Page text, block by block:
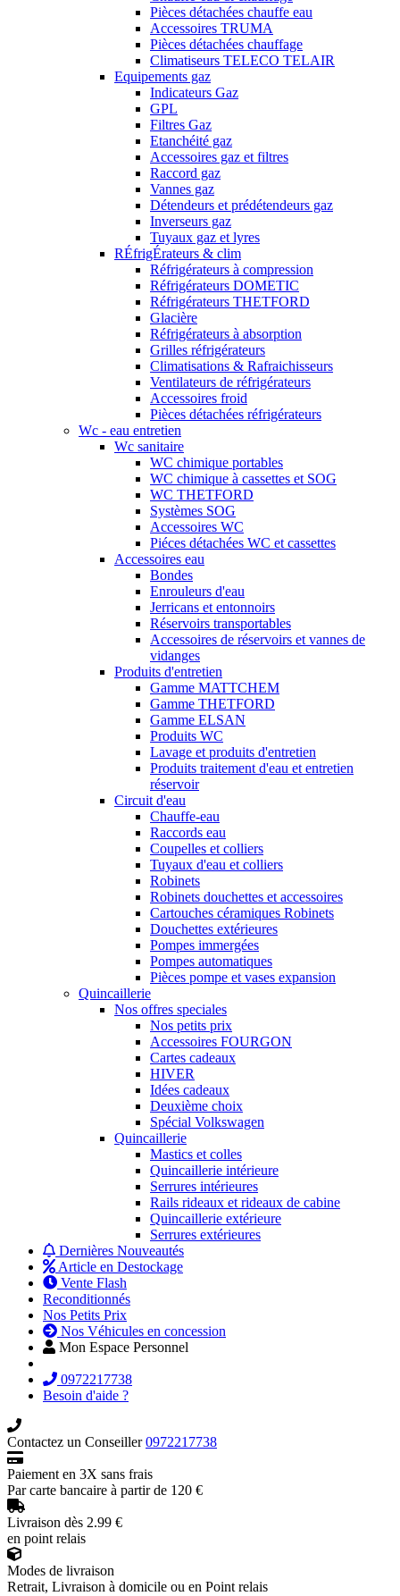
Pièces détachées chauffe eau
Accessoires TRUMA
Pièces détachées chauffage
Climatiseurs TELECO TELAIR
Equipements gaz
Indicateurs Gaz
GPL
Filtres Gaz
Etanchéité gaz
Accessoires gaz et filtres
Raccord gaz
Vannes gaz
Détendeurs et prédétendeurs gaz
Inverseurs gaz
Tuyaux gaz et lyres
RÉfrigÉrateurs & clim
Réfrigérateurs à compression
Réfrigérateurs DOMETIC
Réfrigérateurs THETFORD
Glacière
Réfrigérateurs à absorption
Grilles réfrigérateurs
Climatisations & Rafraichisseurs
Ventilateurs de réfrigérateurs
Accessoires froid
Pièces détachées réfrigérateurs
Wc - eau entretien
Wc sanitaire
WC chimique portables
WC chimique à cassettes et SOG
WC THETFORD
Systèmes SOG
Accessoires WC
Piéces détachées WC et cassettes
Accessoires eau
Bondes
Enrouleurs d'eau
Jerricans et entonnoirs
Réservoirs transportables
Accessoires de réservoirs et vannes de
vidanges
Produits d'entretien
Gamme MATTCHEM
Gamme THETFORD
Gamme ELSAN
Produits WC
Lavage et produits d'entretien
Produits traitement d'eau et entretien
réservoir
Circuit d'eau
Chauffe-eau
Raccords eau
Coupelles et colliers
Tuyaux d'eau et colliers
Robinets
Robinets douchettes et accessoires
Cartouches céramiques Robinets
Douchettes extérieures
Pompes immergées
Pompes automatiques
Pièces pompe et vases expansion
Quincaillerie
Nos offres speciales
Nos petits prix
Accessoires FOURGON
Cartes cadeaux
HIVER
Idées cadeaux
Deuxième choix
Spécial Volkswagen
Quincaillerie
Mastics et colles
Quincaillerie intérieure
Serrures intérieures
Rails rideaux et rideaux de cabine
Quincaillerie extérieure
Serrures extérieures
Dernières Nouveautés
Article en Destockage
Vente Flash
Reconditionnés
Nos Petits Prix
Nos Véhicules en concession
Mon Espace Personnel
0972217738
Besoin d'aide ?
Contactez un Conseiller0972217738
Paiement en 3X sans frais
Par carte bancaire à partir de 120 €
Livraison dès 2.99 €
en point relais
Modes de livraison
Retrait, Livraison à domicile ou en Point relais